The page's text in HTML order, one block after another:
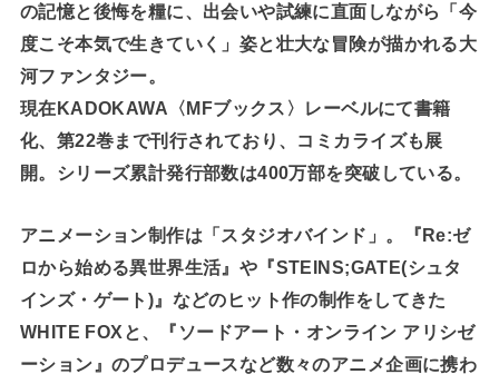
の記憶と後悔を糧に、出会いや試練に直面しながら「今
度こそ本気で生きていく」姿と壮大な冒険が描かれる大
河ファンタジー。
現在KADOKAWA〈MFブックス〉レーベルにて書籍
化、第22巻まで刊行されており、コミカライズも展
開。シリーズ累計発行部数は400万部を突破している。
アニメーション制作は「スタジオバインド」。『Re:ゼ
ロから始める異世界生活』や『STEINS;GATE(シュタ
インズ・ゲート)』などのヒット作の制作をしてきた
WHITE FOXと、『ソードアート・オンライン アリシゼ
ーション』のプロデュースなど数々のアニメ企画に携わ